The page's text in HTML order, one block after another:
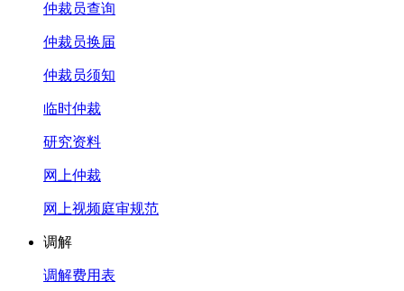
仲裁员查询
仲裁员换届
仲裁员须知
临时仲裁
研究资料
网上仲裁
网上视频庭审规范
调解
调解费用表